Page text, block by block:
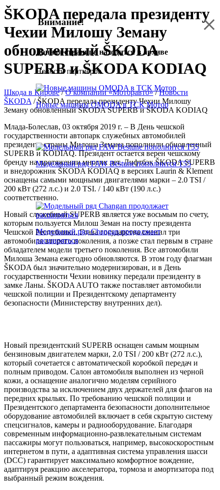
Внимание!
Данная страница находится в архиве
Новости партнеров
Новые машины OMODA в ТСК Мотор
Модельный ряд FAW Bestune пополнится T55
Модельный ряд Changan продолжает
расширяться
ŠKODA передала президенту
Чехии Милошу Земану
обновленный ŠKODA
SUPERB и ŠKODA KODIAQ
Шкода в Кирове / О компании «Моторавто» / Новости
ŠKODA /ŠKODA передала президенту Чехии Милошу
Земану обновленный ŠKODA SUPERB и ŠKODA KODIAQ
Млада-Болеслав, 03 октября 2019 г. – В День чешской
государственности автопарк служебных автомобилей
президента страны Милоша Земана пополнили обновленный
SUPERB и KODIAQ. Президент остается верен чешскому
бренду на протяжении многих лет. Лифтбэк ŠKODA SUPERB
и внедорожник ŠKODA KODIAQ в версиях Laurin & Klement
оснащены самыми мощными двигателями марки – 2.0 TSI /
200 кВт (272 л.с.) и 2.0 TSI. / 140 кВт (190 л.с.)
соответственно.
Новый служебный SUPERB является уже восьмым по счету,
которым пользуется Милош Земан на посту президента
Чешской Республики. Глава государства сменил три
автомобиля второго поколения, а позже стал первым в стране
обладателем модели третьего поколения. Все автомобили
Милоша Земана ежегодно обновляются. В этом году флагман
ŠKODA был значительно модернизирован, и в День
государственности Чехии новинку передали президенту в
замке Ланы. ŠKODA AUTO также поставляет автомобили
чешской полиции и Президентскому департаменту
безопасности (Министерству внутренних дел).
Новый президентский SUPERB оснащен самым мощным
бензиновым двигателем марки, 2.0 TSI / 200 кВт (272 л.с.),
который сочетается с автоматической коробкой передач и
полным приводом. Салон автомобиля выполнен из черной
кожи, а оснащение аналогично моделям серийного
производства за исключением двух держателей для флагов на
передних крыльях. По требованию чешской полиции и
Президентского департамента безопасности дополнительное
оборудование автомобилей включает в себя скрытую систему
спецсигналов, камеры и радиооборудование. Благодаря
современным информационно-развлекательным системам
пассажиры могут пользоваться, например, высокоскоростным
интернетом в пути, а адаптивная система управления шасси
(DCC) гарантирует максимально комфортное вождение,
адаптируя реакцию акселератора, тормоза и амортизатора под
выбранный режим вождения.